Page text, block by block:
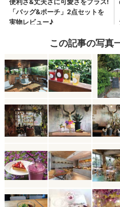
この記事の写真